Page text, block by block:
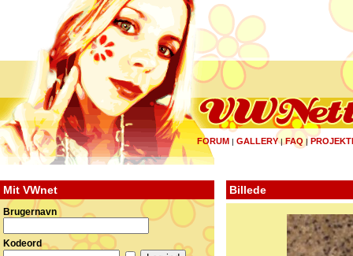
FORUM | GALLERY|FAQ |
Mit VWnet
Brugernavn
Kodeord
Billede